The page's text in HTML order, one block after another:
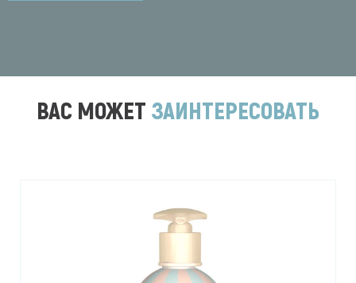
ВАС МОЖЕТ ЗАИНТЕРЕСОВАТЬ